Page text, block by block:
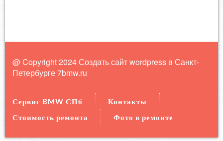
@ Copyright 2024 Создать сайт wordpress в Санкт-
Петербурге7bmw.ru
Сервис BMW СПб
Контакты
Стоимость ремонта
Фото в ремонте